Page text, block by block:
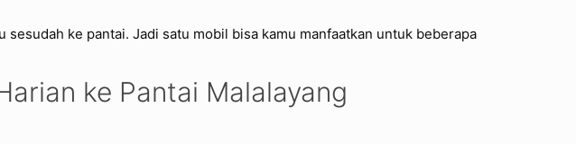
ke pantai. Jadi satu mobil bisa kamu manfaatkan untuk beberapa
ke Pantai Malalayang